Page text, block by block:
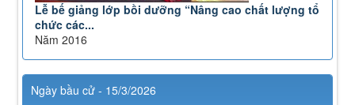
Lễ bế giảng lớp bồi dưỡng “Nâng cao chất lượng tổ
chức các...
Năm 2016
Ngày bầu cử - 15/3/2026